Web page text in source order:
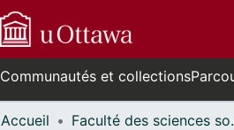
Communautés et collections
Accueil Faculté